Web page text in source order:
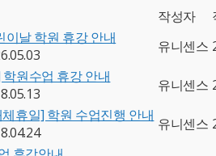
작성자
이날 학원 휴강 안내
유니센스
원수업 휴강 안내
유니센스
휴일] 학원 수업진행 안내 유니센스